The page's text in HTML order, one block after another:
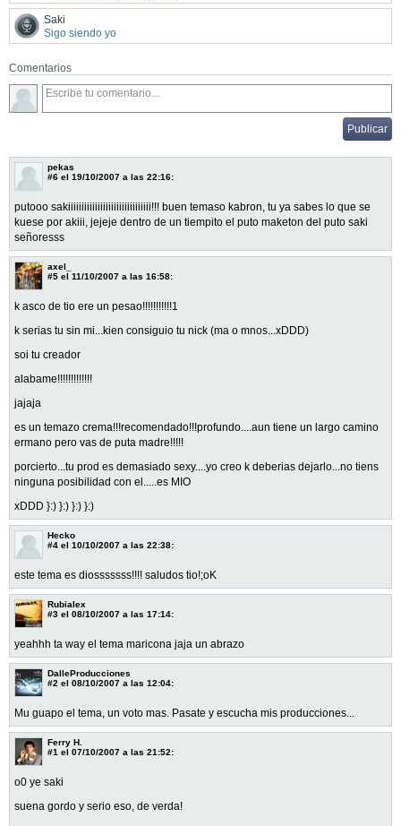
Saki
Sigo siendo yo
Comentarios
pekas
#6 el 19/10/2007 a las 22:16:
putooo sakiiiiiiiiiiiiiiiiiiiiiiiiiiiiiii!!! buen temaso kabron, tu ya sabes lo que se
kuese por akiii, jejeje dentro de un tiempito el puto maketon del puto saki
señoresss
axel_
#5 el 11/10/2007 a las 16:58:
k asco de tio ere un pesao!!!!!!!!!!!1
k serias tu sin mi...kien consiguio tu nick (ma o mnos...xDDD)
soi tu creador
alabame!!!!!!!!!!!!!
jajaja
es un temazo crema!!!recomendado!!!profundo....aun tiene un largo camino
ermano pero vas de puta madre!!!!!
porcierto...tu prod es demasiado sexy....yo creo k deberias dejarlo...no tiens
ninguna posibilidad con el.....es MIO
xDDD }:) }:) }:) }:)
Hecko
#4 el 10/10/2007 a las 22:38:
este tema es diosssssss!!!! saludos tio!;oK
Rubialex
#3 el 08/10/2007 a las 17:14:
yeahhh ta way el tema maricona jaja un abrazo
DalleProducciones
#2 el 08/10/2007 a las 12:04:
Mu guapo el tema, un voto mas. Pasate y escucha mis producciones...
Ferry H.
#1 el 07/10/2007 a las 21:52:
o0 ye saki
suena gordo y serio eso, de verda!